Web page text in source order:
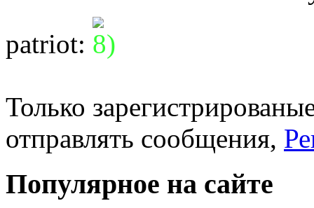
patriot:
Только
отправлять сообщения,
Популярное на сайте